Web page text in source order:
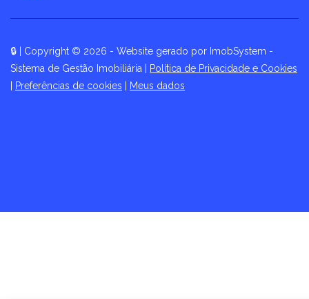
🔒 | Copyright © 2026 - Website gerado por ImobSystem -
Sistema de Gestão Imobiliária
Política de Privacidade e Cookies
Preferências de cookies Meus dados